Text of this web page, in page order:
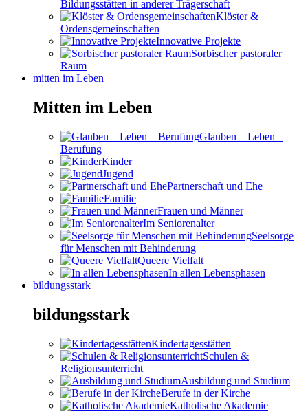
Bildungsstätten in anderer Trägerschaft
Klöster &
Ordensgemeinschaften
Innovative Projekte
Sorbischer pastoraler
Raum
mitten im Leben
Mitten im Leben
Glauben – Leben –
Berufung
Kinder
Jugend
Partnerschaft und Ehe
Familie
Frauen und Männer
Im Seniorenalter
Seelsorge
für Menschen mit Behinderung
Queere Vielfalt
In allen Lebensphasen
bildungsstark
bildungsstark
Kindertagesstätten
Schulen &
Religionsunterricht
Ausbildung und Studium
Berufe in der Kirche
Katholische Akademie